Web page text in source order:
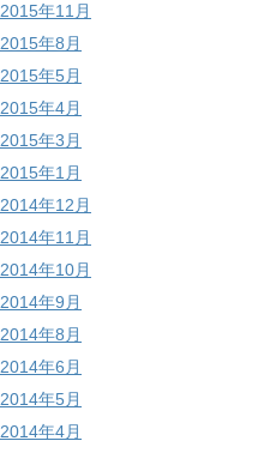
2015年11月
2015年8月
2015年5月
2015年4月
2015年3月
2015年1月
2014年12月
2014年11月
2014年10月
2014年9月
2014年8月
2014年6月
2014年5月
2014年4月